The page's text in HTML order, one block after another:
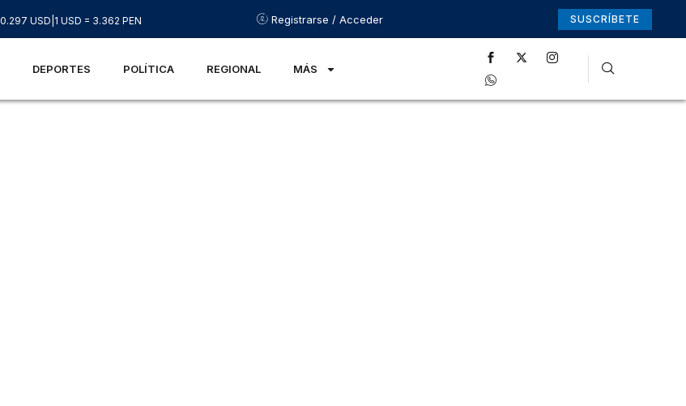
0.297 USD 1 USD = 3.362 PEN Registrarse / Acceder SUSCRÍBETE
DEPORTES POLÍTICA REGIONAL MÁS